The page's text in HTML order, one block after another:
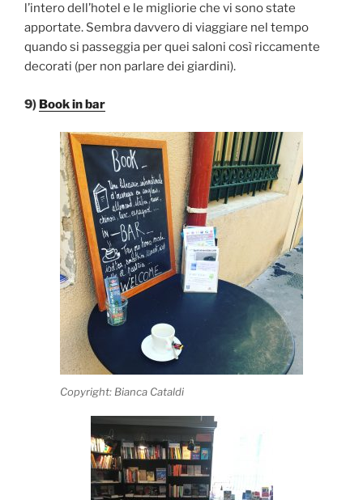
l’intero dell’hotel e le migliorie che vi sono state
apportate. Sembra davvero di viaggiare nel tempo
quando si passeggia per quei saloni così riccamente
decorati (per non parlare dei giardini).
9) Book in bar
Copyright: Bianca Cataldi